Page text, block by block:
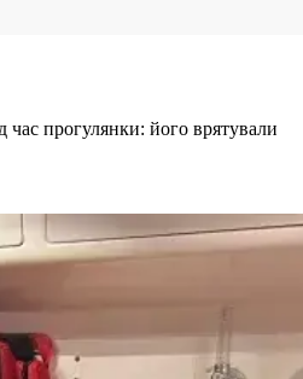
час прогулянки: його врятували